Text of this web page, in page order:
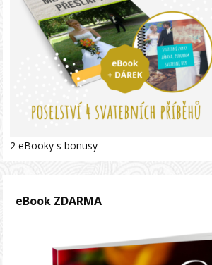
2 eBooky s bonusy
eBook ZDARMA